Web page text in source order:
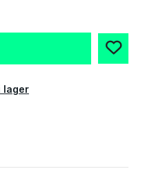
lager